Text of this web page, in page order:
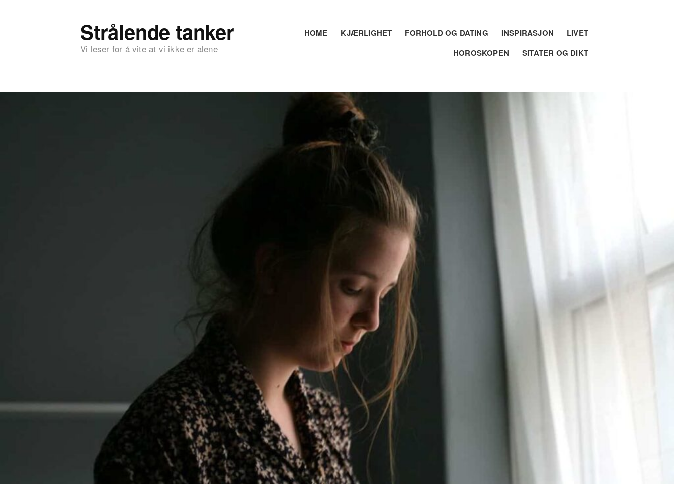
Strålende tanker
Vi leser for å vite at vi ikke er alene
HOME KJÆRLIGHET FORHOLD OG DATING INSPIRASJON
LIVET
HOROSKOPEN
SITATER OG DIKT